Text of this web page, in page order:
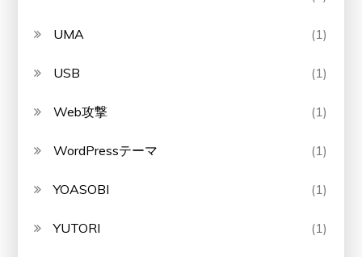
UMA (1)
USB (1)
Web攻撃 (1)
WordPressテーマ (1)
YOASOBI (1)
YUTORI (1)